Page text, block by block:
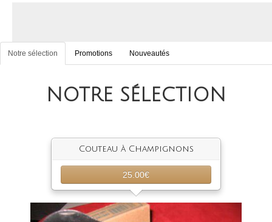
Notre sélection Promotions Nouveautés
NOTRE SÉLECTION
Couteau à Champignons
25.00€